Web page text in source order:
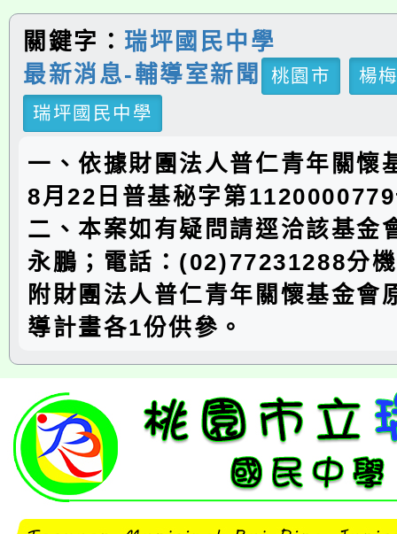
關鍵字： 瑞坪國民中學
最新消息-輔導室新聞
桃園市
楊
瑞坪國民中學
一、依據財團法人普仁青年關懷
8月22日普基秘字第
二、本案如有疑問請逕洽該基金
永鵬；電話：(02)77231288分
附財團法人普仁青年關懷基金會
導計畫各1份供參。